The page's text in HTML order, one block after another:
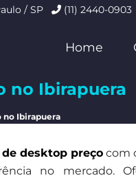
/ SP (11) 2440-0903
Home
no Ibirapuera
no Ibirapuera
desktop preço com
no mercado.